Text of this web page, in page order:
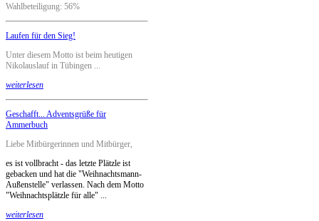
Wahlbeteiligung: 56%
Laufen für den Sieg!
Unter diesem Motto ist beim heutigen
Nikolauslauf in Tübingen ...
weiterlesen
Geschafft... Adventsgrüße für
Ammerbuch
Liebe Mitbürgerinnen und Mitbürger,
es ist vollbracht - das letzte Plätzle ist
gebacken und hat die "Weihnachtsmann-
Außenstelle" verlassen. Nach dem Motto
"Weihnachtsplätzle für alle" ...
weiterlesen